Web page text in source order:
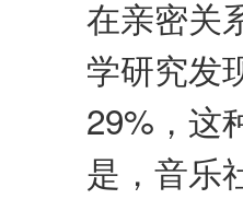
在亲密关
学研究发
29%，这
是，音乐